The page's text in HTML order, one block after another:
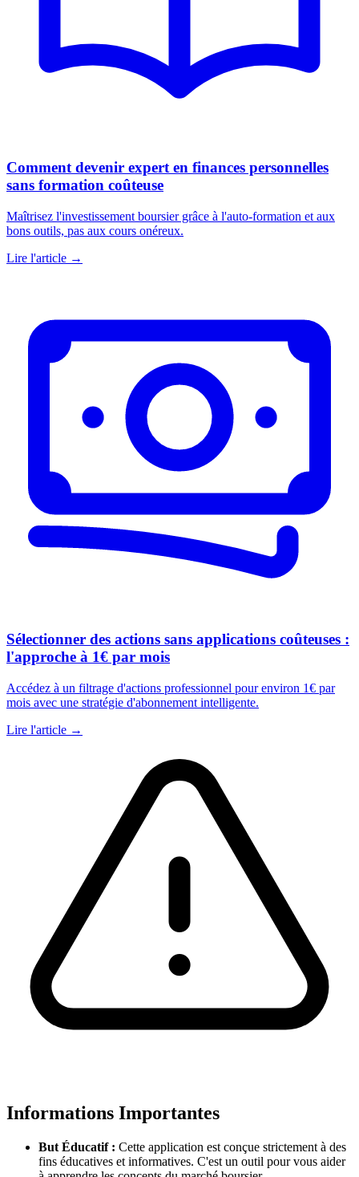
Comment devenir expert en finances personnelles
sans formation coûteuse
Maîtrisez l'investissement boursier grâce à l'auto-formation et aux
bons outils, pas aux cours onéreux.
Lire l'article →
Sélectionner des actions sans applications coûteuses :
l'approche à 1€ par mois
Accédez à un filtrage d'actions professionnel pour environ 1€ par
mois avec une stratégie d'abonnement intelligente.
Lire l'article →
Informations Importantes
But Éducatif : Cette application est conçue strictement à des
fins éducatives et informatives. C'est un outil pour vous aider